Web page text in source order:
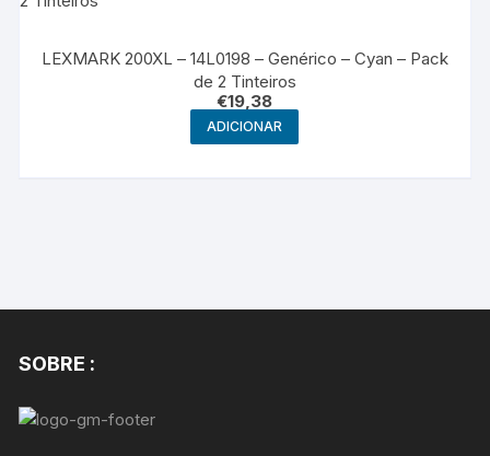
LEXMARK 200XL – 14L0198 – Genérico – Cyan – Pack
de 2 Tinteiros
€19,38
ADICIONAR
SOBRE :